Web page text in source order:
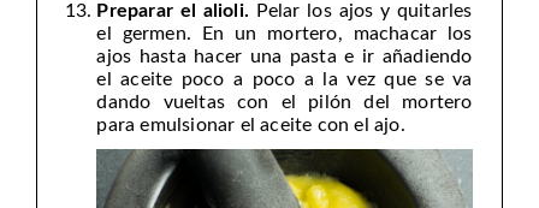
Preparar el alioli. Pelar los ajos y quitarles
el germen. En un mortero, machacar los
ajos hasta hacer una pasta e ir añadiendo
el aceite poco a poco a la vez que se va
dando vueltas con el pilón del mortero
para emulsionar el aceite con el ajo.